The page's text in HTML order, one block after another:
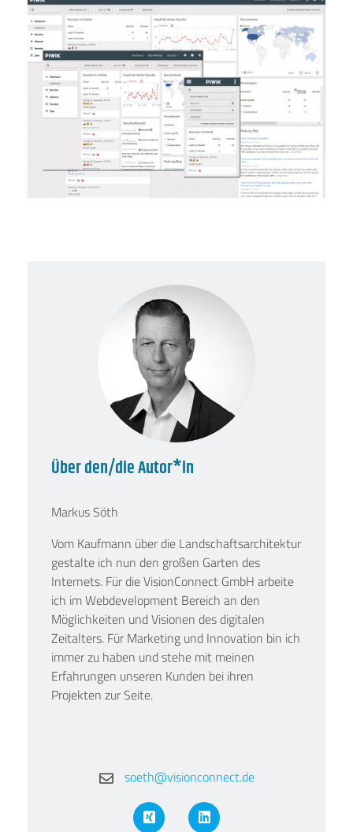
Über den/die Autor*in
Markus Söth
Vom Kaufmann über die Landschaftsarchitektur
gestalte ich nun den großen Garten des
Internets. Für die VisionConnect GmbH arbeite
ich im Webdevelopment Bereich an den
Möglichkeiten und Visionen des digitalen
Zeitalters. Für Marketing und Innovation bin ich
immer zu haben und stehe mit meinen
Erfahrungen unseren Kunden bei ihren
Projekten zur Seite.
soeth@visionconnect.de
XING
LinkedIn